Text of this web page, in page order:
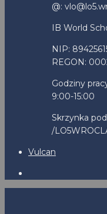
@:
IB World
NIP:
REGON:
Godziny
9:00-15:00
Skrzynka
/
Vulcan